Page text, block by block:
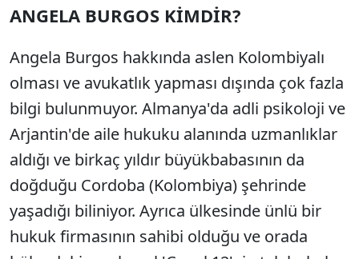
ANGELA BURGOS KİMDİR?
Angela Burgos hakkında aslen Kolombiyalı
olması ve avukatlık yapması dışında çok fazla
bilgi bulunmuyor. Almanya'da adli psikoloji ve
Arjantin'de aile hukuku alanında uzmanlıklar
aldığı ve birkaç yıldır büyükbabasının da
doğduğu Cordoba (Kolombiya) şehrinde
yaşadığı biliniyor. Ayrıca ülkesinde ünlü bir
hukuk firmasının sahibi olduğu ve orada